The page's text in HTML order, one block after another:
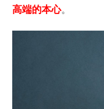
高端的本心。